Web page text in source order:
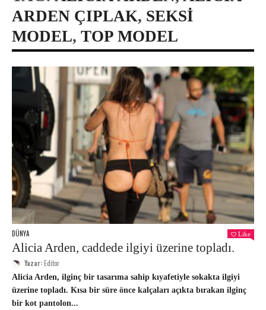
ARDEN ÇIPLAK, SEKSI
MODEL, TOP MODEL
DÜNYA Like
Alicia Arden, caddede ilgiyi üzerine topladı.
Yazar:Editor
Alicia Arden, ilginç bir tasarıma sahip kıyafetiyle sokakta ilgiyi
üzerine topladı. Kısa bir süre önce kalçaları açıkta bırakan ilginç
bir kot pantolon...